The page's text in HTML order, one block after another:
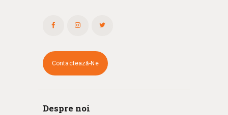
Contactează-Ne
Despre noi